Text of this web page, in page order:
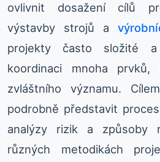
ovlivnit dosažení cílů
výstavby strojů a
projekty často složité a
koordinaci mnoha
zvláštního významu.
podrobně představit
analýzy rizik a způsoby
různých metodikách